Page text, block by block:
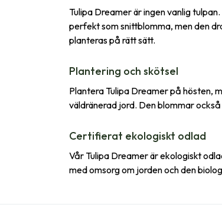
Tulipa Dreamer är ingen vanlig
perfekt som snittblomma, men den
planteras på rätt sätt.
Plantering och skötsel
Plantera Tulipa Dreamer på hösten,
väldränerad jord. Den blommar
Certifierat ekologiskt odlad
Vår Tulipa Dreamer är ekologiskt
med omsorg om jorden och den